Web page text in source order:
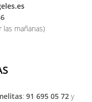
mañanas)
: 91 695 05 72 y